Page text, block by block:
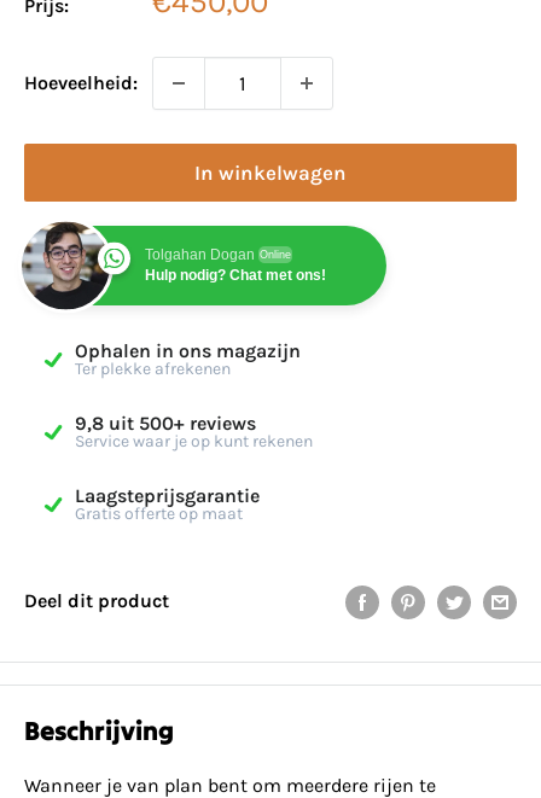
Prijs:
Hoeveelheid:
In winkelwagen
Tolgahan Dogan Online
Hulp nodig? Chat met ons!
Ophalen in ons magazijn
Ter plekke afrekenen
9,8 uit 500+ reviews
Service waar je op kunt rekenen
Laagsteprijsgarantie
Gratis offerte op maat
Deel dit product
Beschrijving
Wanneer je van plan bent om meerdere rijen te